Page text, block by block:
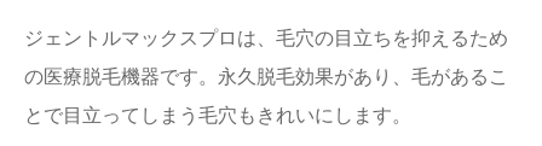
ジェントルマックスプロは、毛穴の目立ちを抑えるため
の医療脱毛機器です。永久脱毛効果があり、毛があるこ
とで目立ってしまう毛穴もきれいにします。